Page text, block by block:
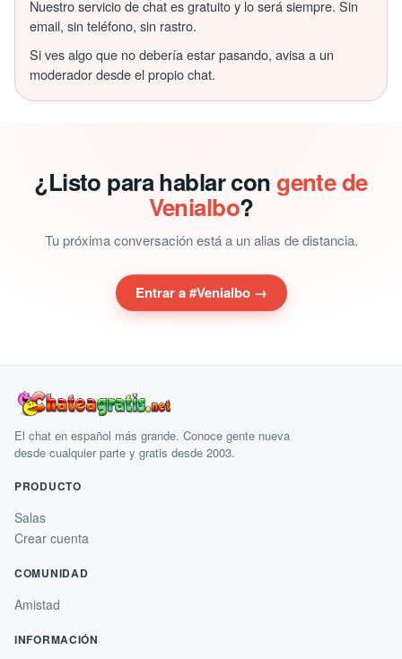
Nuestro servicio de chat es gratuito y lo será siempre. Sin
email, sin teléfono, sin rastro.
Si ves algo que no debería estar pasando, avisa a un
moderador desde el propio chat.
¿Listo para hablar con gente de
Venialbo?
Tu próxima conversación está a un alias de distancia.
Entrar a #Venialbo →
El chat en español más grande. Conoce gente nueva
desde cualquier parte y gratis desde 2003.
PRODUCTO
Salas
Crear cuenta
COMUNIDAD
Amistad
INFORMACIÓN